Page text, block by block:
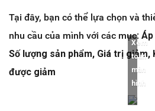
Tại đây, bạn có thể lựa chọn và
nhu cầu của mình với các mục:
Số lượng sản phẩm, Giá trị giảm,
được giảm
Xem
toàn
màn
hình